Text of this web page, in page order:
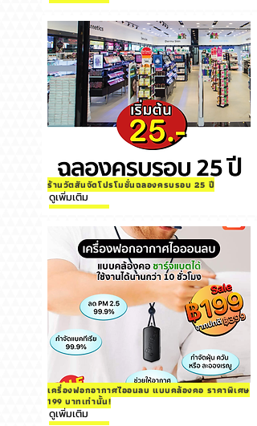
ร้านวัตสันจัดโปรโมชั่นฉลองครบรอบ 25 ปี
ดูเพิ่มเติม
เครื่องฟอกอากาศไออนลบ แบบคล้องคอ ราคาพิเศษ
199 บาทเท่านั้น!
ดูเพิ่มเติม